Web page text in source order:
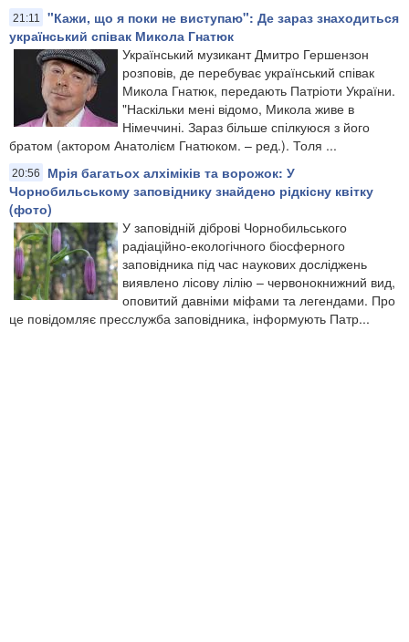
21:11
"Кажи, що я поки не виступаю": Де зараз знаходиться
український співак Микола Гнатюк
Український музикант Дмитро Гершензон
розповів, де перебуває український співак
Микола Гнатюк, передають Патріоти України.
"Наскільки мені відомо, Микола живе в
Німеччині. Зараз більше спілкуюся з його
братом (актором Анатолієм Гнатюком. – ред.). Толя ...
20:56
Мрія багатьох алхіміків та ворожок: У
Чорнобильському заповіднику знайдено рідкісну квітку
(фото)
У заповідній діброві Чорнобильського
радіаційно-екологічного біосферного
заповідника під час наукових досліджень
виявлено лісову лілію – червонокнижний вид,
оповитий давніми міфами та легендами. Про
це повідомляє пресслужба заповідника, інформують Патр...